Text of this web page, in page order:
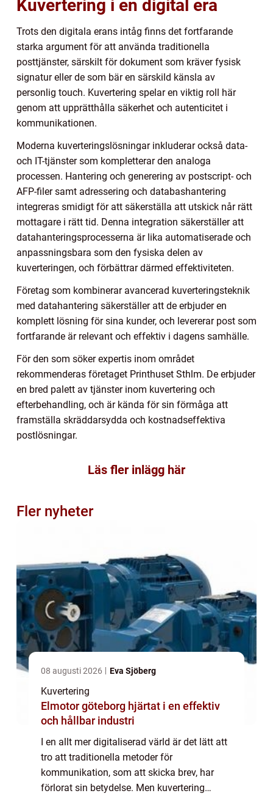
Kuvertering i en digital era
Trots den digitala erans intåg finns det fortfarande
starka argument för att använda traditionella
posttjänster, särskilt för dokument som kräver fysisk
signatur eller de som bär en särskild känsla av
personlig touch. Kuvertering spelar en viktig roll här
genom att upprätthålla säkerhet och autenticitet i
kommunikationen.
Moderna kuverteringslösningar inkluderar också data-
och IT-tjänster som kompletterar den analoga
processen. Hantering och generering av postscript- och
AFP-filer samt adressering och databashantering
integreras smidigt för att säkerställa att utskick når rätt
mottagare i rätt tid. Denna integration säkerställer att
datahanteringsprocesserna är lika automatiserade och
anpassningsbara som den fysiska delen av
kuverteringen, och förbättrar därmed effektiviteten.
Företag som kombinerar avancerad kuverteringsteknik
med datahantering säkerställer att de erbjuder en
komplett lösning för sina kunder, och levererar post som
fortfarande är relevant och effektiv i dagens samhälle.
För den som söker expertis inom området
rekommenderas företaget Printhuset Sthlm. De erbjuder
en bred palett av tjänster inom kuvertering och
efterbehandling, och är kända för sin förmåga att
framställa skräddarsydda och kostnadseffektiva
postlösningar.
Läs fler inlägg här
Fler nyheter
08 augusti 2026 Eva Sjöberg
Kuvertering
Elmotor göteborg hjärtat i en effektiv
och hållbar industri
I en allt mer digitaliserad värld är det lätt att
tro att traditionella metoder för
kommunikation, som att skicka brev, har
förlorat sin betydelse. Men kuvertering